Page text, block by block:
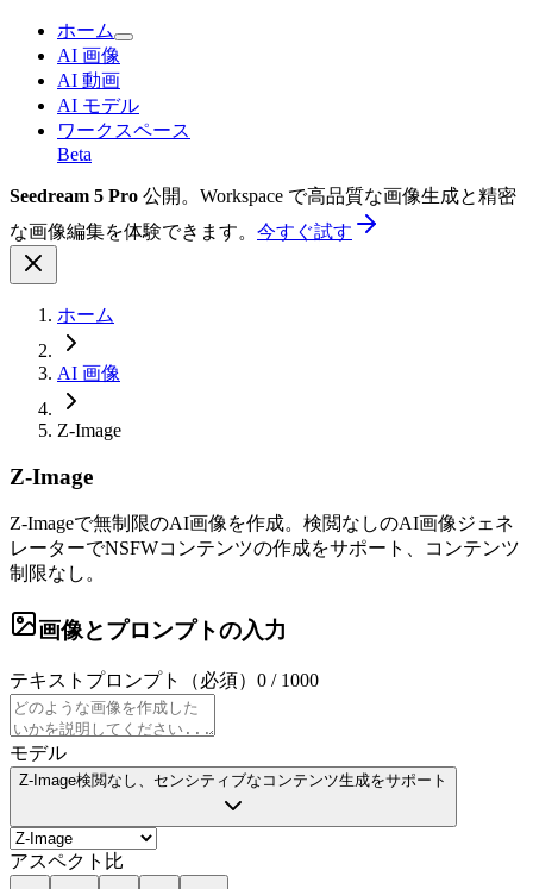
ホーム
AI 画像
AI 動画
AI モデル
ワークスペース
Beta
Seedream 5 Pro 公開。Workspace で高品質な画像生成と精密
な画像編集を体験できます。 今すぐ試す
ホーム
AI 画像
Z-Image
Z-Image
Z-Imageで無制限のAI画像を作成。検閲なしのAI画像ジェネ
レーターでNSFWコンテンツの作成をサポート、コンテンツ
制限なし。
画像とプロンプトの入力
テキストプロンプト（必須） 0 / 1000
モデル
Z-Image検閲なし、センシティブなコンテンツ生成をサポート
アスペクト比